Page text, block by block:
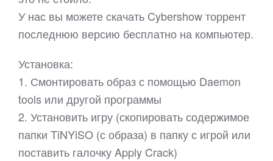
У нас вы можете скачать Cybershow торрент
последнюю версию бесплатно на компьютер.
Установка:
1. Смонтировать образ с помощью Daemon
tools или другой программы
2. Установить игру (скопировать содержимое
папки TiNYiSO (с образа) в папку с игрой или
поставить галочку Apply Crack)